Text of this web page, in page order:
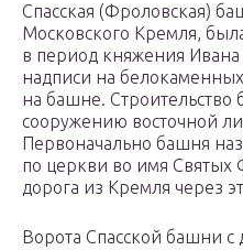
Спасская (Фроловская)
Московского Кремля,
в период княжения Ивана
надписи на
на башне.
сооружению восточной
Первоначально башня
по церкви во имя Святых
дорога из Кремля через
Ворота Спасской башни